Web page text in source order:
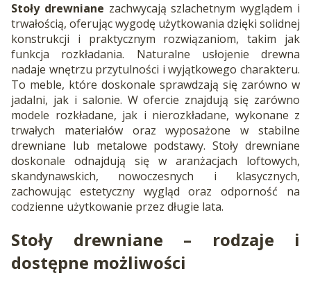
Stoły drewniane zachwycają szlachetnym wyglądem i
trwałością, oferując wygodę użytkowania dzięki solidnej
konstrukcji i praktycznym rozwiązaniom, takim jak
funkcja rozkładania. Naturalne usłojenie drewna
nadaje wnętrzu przytulności i wyjątkowego charakteru.
To meble, które doskonale sprawdzają się zarówno w
jadalni, jak i salonie. W ofercie znajdują się zarówno
modele rozkładane, jak i nierozkładane, wykonane z
trwałych materiałów oraz wyposażone w stabilne
drewniane lub metalowe podstawy. Stoły drewniane
doskonale odnajdują się w aranżacjach loftowych,
skandynawskich, nowoczesnych i klasycznych,
zachowując estetyczny wygląd oraz odporność na
codzienne użytkowanie przez długie lata.
Stoły drewniane – rodzaje i
dostępne możliwości